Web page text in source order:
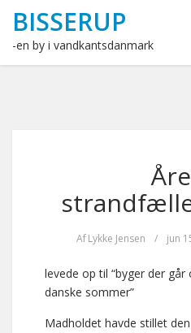
BISSERUP
-en by i vandkantsdanmark
Af Lykke Jensen / jun
levede op til “byger der
danske sommer”
Madholdet havde stillet